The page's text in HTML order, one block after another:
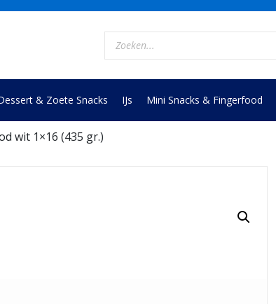
Producten
zoeken
& Zoete Snacks IJs Mini Snacks & Fingerfood
wit 1×16 (435 gr.)